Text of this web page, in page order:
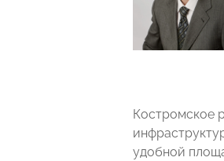
Костромское
удобной